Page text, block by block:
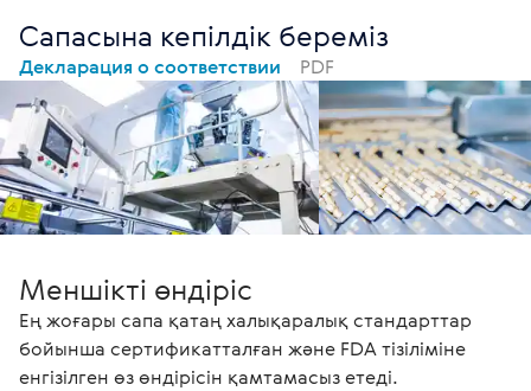
Сапасына кепілдік береміз
Декларация о соответствии PDF
Меншікті өндіріс
Ең жоғары сапа қатаң халықаралық стандарттар
бойынша сертификатталған және FDA тізіліміне
енгізілген өз өндірісін қамтамасыз етеді.